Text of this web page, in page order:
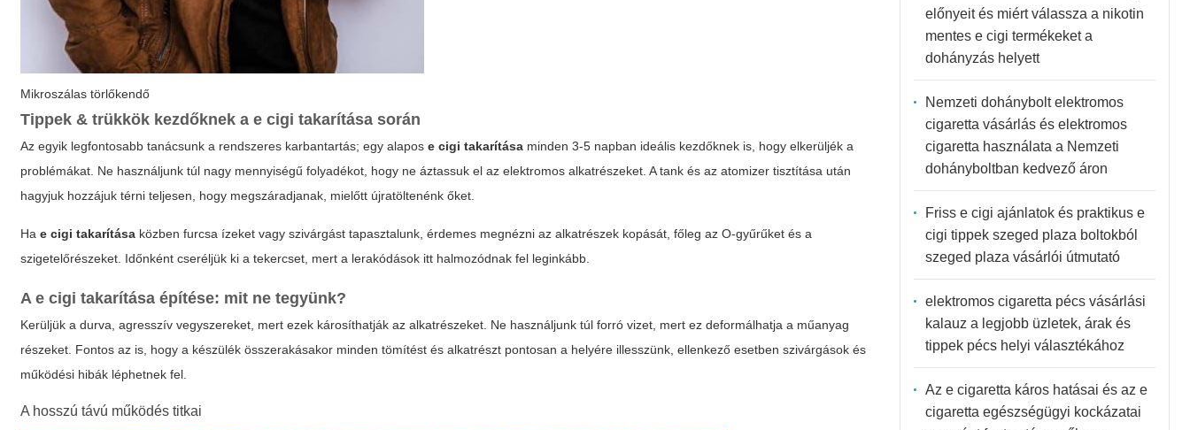
Mikroszálas törlőkendő
Tippek & trükkök kezdőknek ae cigi takarítása során
Az egyik legfontosabb tanácsunk a rendszeres karbantartás; egy alapose cigi takarítása minden 3-5 napban ideális kezdőknek is, hogy elkerüljék a
problémákat. Ne használjunk túl nagy mennyiségű folyadékot, hogy ne áztassuk el az elektromos alkatrészeket. A tank és az atomizer tisztítása után
hagyjuk hozzájuk térni teljesen, hogy megszáradjanak, mielőtt újratöltenénk őket.
Hae cigi takarítása közben furcsa ízeket vagy szivárgást tapasztalunk, érdemes megnézni az alkatrészek kopását, főleg az O-gyűrűket és a
szigetelőrészeket. Időnként cseréljük ki a tekercset, mert a lerakódások itt halmozódnak fel leginkább.
Ae cigi takarítása építése: mit ne tegyünk?
Kerüljük a durva, agresszív vegyszereket, mert ezek károsíthatják az alkatrészeket. Ne használjunk túl forró vizet, mert ez deformálhatja a műanyag
részeket. Fontos az is, hogy a készülék összerakásakor minden tömítést és alkatrészt pontosan a helyére illesszünk, ellenkező esetben szivárgások és
működési hibák léphetnek fel.
A hosszú távú működés titkai
előnyeit és miért válassza a nikotin
mentes e cigi termékeket a
dohányzás helyett
Nemzeti dohánybolt elektromos
cigaretta vásárlás és elektromos
cigaretta használata a Nemzeti
dohányboltban kedvező áron
Friss e cigi ajánlatok és praktikus e
cigi tippek szeged plaza boltokból
szeged plaza vásárlói útmutató
elektromos cigaretta pécs vásárlási
kalauz a legjobb üzletek, árak és
tippek pécs helyi választékához
Az e cigaretta káros hatásai és az e
cigaretta egészségügyi kockázatai